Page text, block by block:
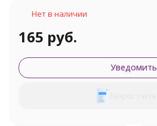
Нет в наличии
165 руб.
Уведомить